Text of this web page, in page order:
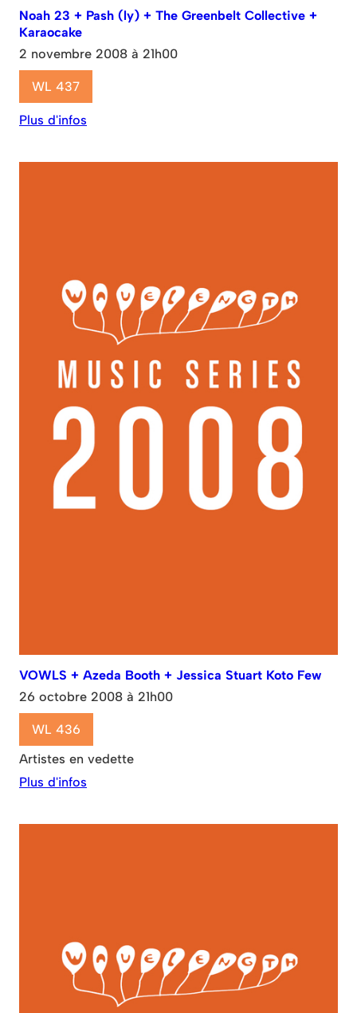
Noah 23 + Pash (ly) + The Greenbelt Collective +
Karaocake
2 novembre 2008 à 21h00
WL 437
Plus d'infos
VOWLS + Azeda Booth + Jessica Stuart Koto Few
26 octobre 2008 à 21h00
WL 436
Artistes en vedette
Plus d'infos